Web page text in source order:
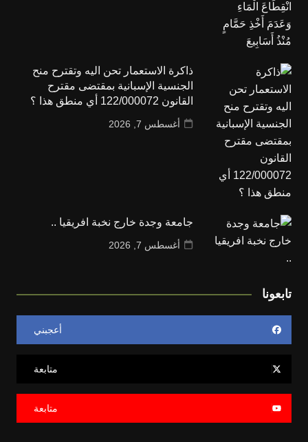
ذاكرة الاستعمار تحن اليه وتقترح منح
الجنسية الإسبانية بمقتضى مقترح
القانون 122/000072 أي منطق هذا ؟
أغسطس 7, 2026
جامعة وجدة خارج نخبة افريقيا ..
أغسطس 7, 2026
تابعونا
أعجبني
متابعة
متابعة